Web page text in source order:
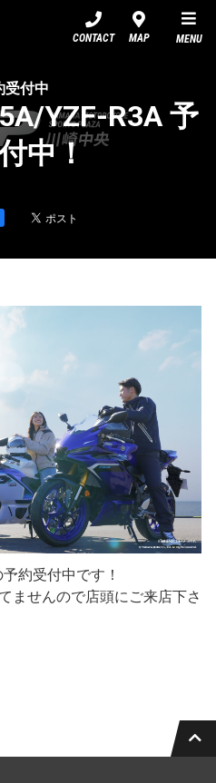
CONTACT MAP MENU
受付中
YZF-R3A 予
中！
約受付中です！
ませんので店頭にご来店下さ